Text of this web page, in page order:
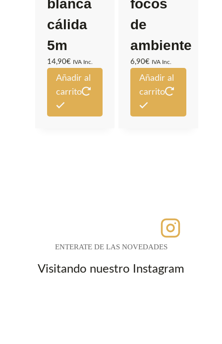
blanca
cálida
5m
14,90€ IVA Inc.
Añadir al
carrito
focos
de
ambiente
6,90€ IVA Inc.
Añadir al
carrito
ENTERATE DE LAS NOVEDADES
Visitando nuestro Instagram